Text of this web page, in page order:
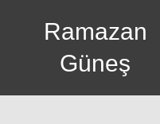
Ramazan
Güneş